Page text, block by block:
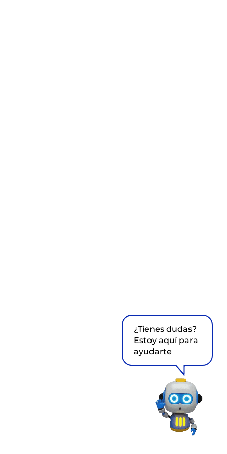
¿Tienes dudas?
Estoy aquí para
ayudarte